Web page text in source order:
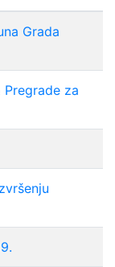
Grada
Pregrade za